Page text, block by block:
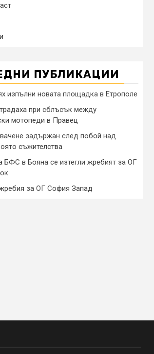
ПУБЛИКАЦИИ
изпълни новата площадка в Етрополе
при сблъсък между
мотопеди в Правец
задържан след побой над
съжителства
БФС в Бояна се изтегли жребият за ОГ
жребия за ОГ София Запад